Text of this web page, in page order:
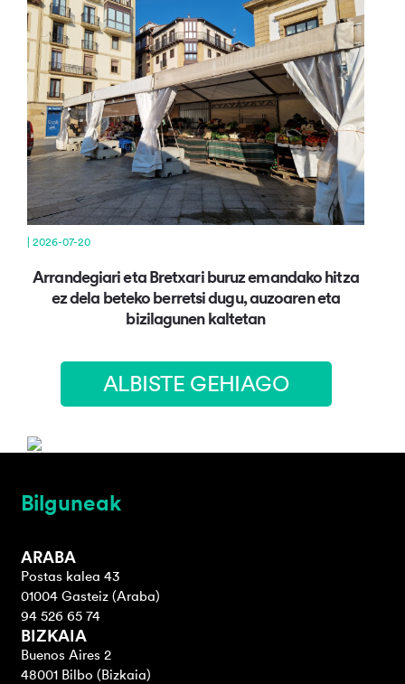
| 2026-07-20
Arrandegiari eta Bretxari buruz emandako hitza
ez dela beteko berretsi dugu, auzoaren eta
bizilagunen kaltetan
ALBISTE GEHIAGO
Bilguneak
ARABA
Postas kalea 43
01004 Gasteiz (Araba)
94 526 65 74
BIZKAIA
Buenos Aires 2
48001 Bilbo (Bizkaia)